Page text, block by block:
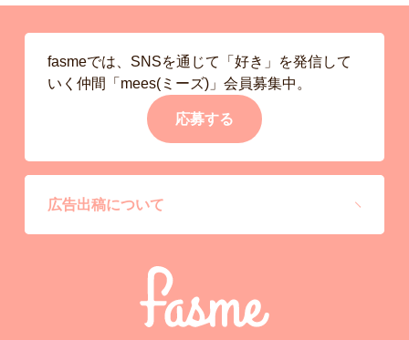
fasmeでは、SNSを通じて「好き」を発信して
いく仲間「mees(ミーズ)」会員募集中。
応募する
広告出稿について